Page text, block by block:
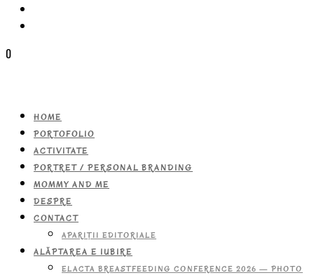
0
HOME
PORTOFOLIO
ACTIVITATE
PORTRET / PERSONAL BRANDING
MOMMY AND ME
DESPRE
CONTACT
APARIŢII EDITORIALE
ALĂPTAREA E IUBIRE
ELACTA BREASTFEEDING CONFERENCE 2026 — PHOTO